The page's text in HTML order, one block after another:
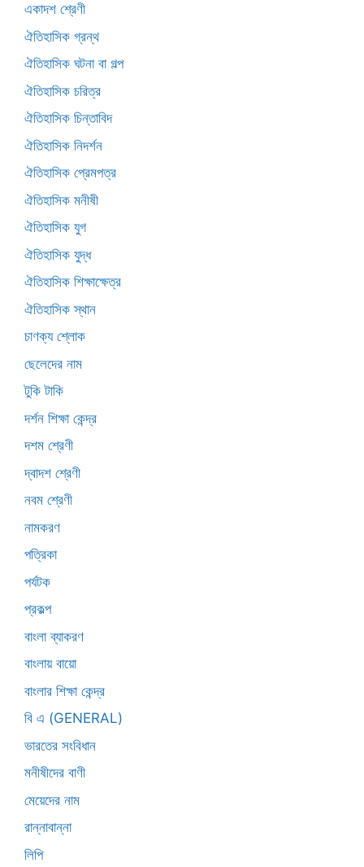
একাদশ শ্রেণী
ঐতিহাসিক গ্রন্থ
ঐতিহাসিক ঘটনা বা গল্প
ঐতিহাসিক চরিত্র
ঐতিহাসিক চিন্তাবিদ
ঐতিহাসিক নিদর্শন
ঐতিহাসিক প্রেমপত্র
ঐতিহাসিক মনীষী
ঐতিহাসিক যুগ
ঐতিহাসিক যুদ্ধ
ঐতিহাসিক শিক্ষাক্ষেত্র
ঐতিহাসিক স্থান
চাণক্য শ্লোক
ছেলেদের নাম
টুকি টাকি
দর্শন শিক্ষা কেন্দ্র
দশম শ্রেণী
দ্বাদশ শ্রেণী
নবম শ্রেণী
নামকরণ
পত্রিকা
পর্যটক
প্রকল্প
বাংলা ব্যাকরণ
বাংলায় বায়ো
বাংলার শিক্ষা কেন্দ্র
বি এ (GENERAL)
ভারতের সংবিধান
মনীষীদের বাণী
মেয়েদের নাম
রান্নাবান্না
লিপি